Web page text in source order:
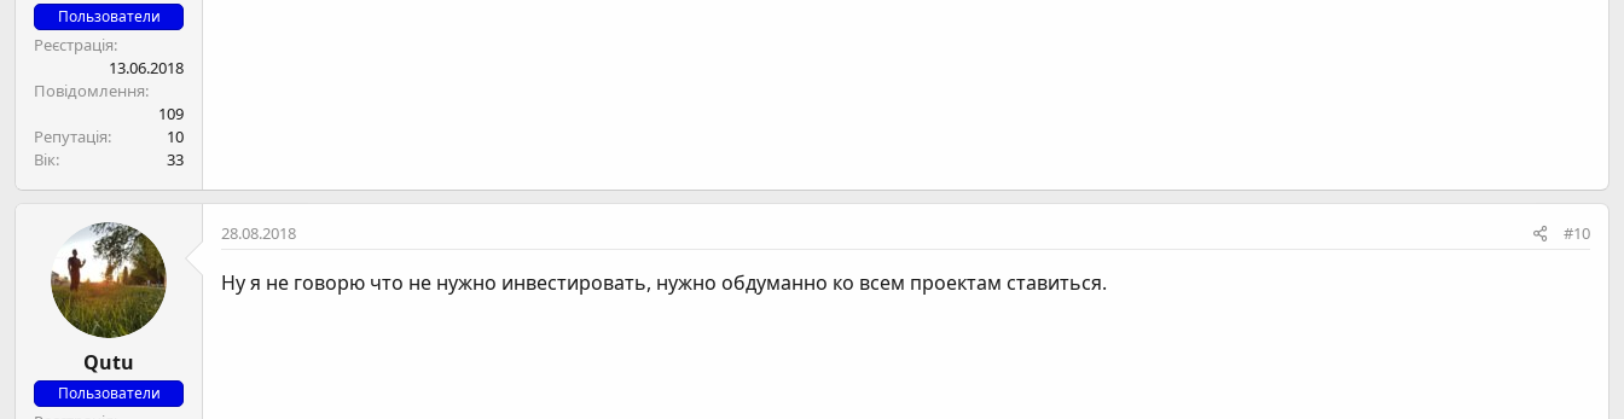
Пользователи
Реєстрація
13.06.2018
Повідомлення
109
Репутація
10
Вік
33
Qutu
Пользователи
28.08.2018 #10
Ну я не говорю что не нужно инвестировать, нужно обдуманно ко всем проектам ставиться.